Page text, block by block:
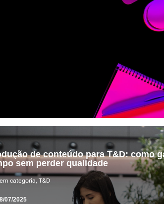
de conteúdo para T&D: como
sem perder qualidade
categoria,T&D
07/2025